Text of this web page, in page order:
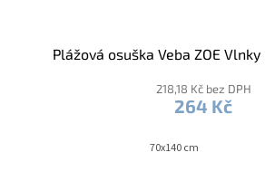
Plážová osuška Veba ZOE
218,18 Kč bez DPH
264 Kč
70x140 cm